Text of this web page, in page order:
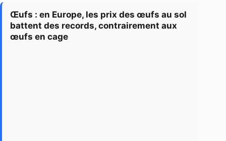
Œufs : en Europe, les prix des œufs au sol
battent des records, contrairement aux
œufs en cage